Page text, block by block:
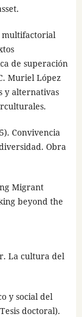
multifactorial
de superación
Muriel López
y alternativas
Convivencia
Obra
Migrant
beyond the
La cultura del
y social del
doctoral).